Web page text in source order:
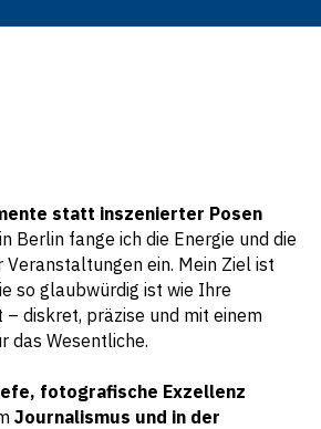
statt inszenierter Posen
Berlin fange ich die Energie und die
ein. Mein Ziel ist
so glaubwürdig ist wie Ihre
diskret, präzise und mit einem
das Wesentliche.
fotografische Exzellenz
Journalismus und in der